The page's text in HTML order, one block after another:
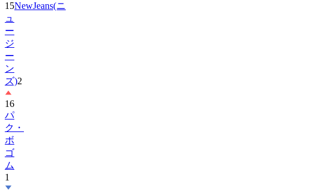
15NewJeans(ニ
ュ
ー
ジ
ー
ン
ズ)2
16
パ
ク・
ボ
ゴ
ム
1